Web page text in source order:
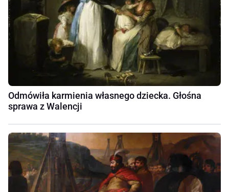
Odmówiła karmienia własnego dziecka. Głośna
sprawa z Walencji